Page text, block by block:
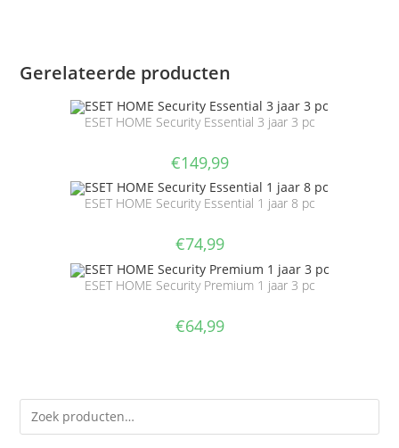
Gerelateerde producten
ESET HOME Security Essential 3 jaar 3 pc
€149,99
ESET HOME Security Essential 1 jaar 8 pc
€74,99
ESET HOME Security Premium 1 jaar 3 pc
€64,99